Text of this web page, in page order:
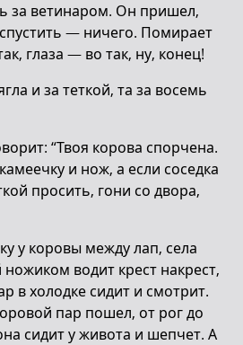
за ветинаром. Он пришел,
спустить — ничего. Помирает
глаза — во так, ну, конец!
и за теткой, та за восемь
“Твоя корова спорчена.
и нож, а если соседка
просить, гони со двора,
у коровы между лап, села
водит крест накрест,
в холодке сидит и смотрит.
пар пошел, от рог до
сидит у живота и шепчет. А